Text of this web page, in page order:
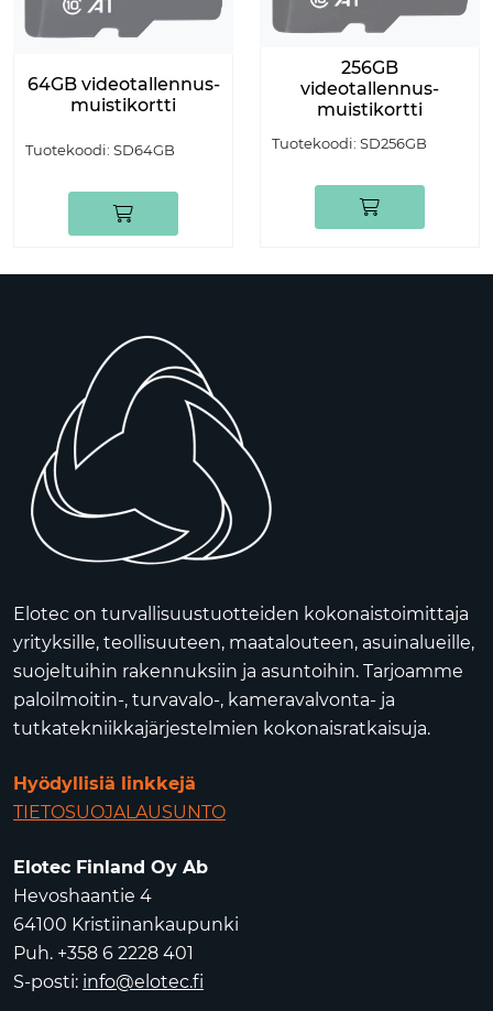
64GB videotallennus-
muistikortti
Tuotekoodi: SD64GB
256GB
videotallennus-
muistikortti
Tuotekoodi: SD256GB
Elotec on turvallisuustuotteiden kokonaistoimittaja
yrityksille, teollisuuteen, maatalouteen, asuinalueille,
suojeltuihin rakennuksiin ja asuntoihin. Tarjoamme
paloilmoitin-, turvavalo-, kameravalvonta- ja
tutkatekniikkajärjestelmien kokonaisratkaisuja.
Hyödyllisiä linkkejä
TIETOSUOJALAUSUNTO
Elotec Finland Oy Ab
Hevoshaantie 4
64100 Kristiinankaupunki
Puh. +358 6 2228 401
S-posti: info@elotec.fi